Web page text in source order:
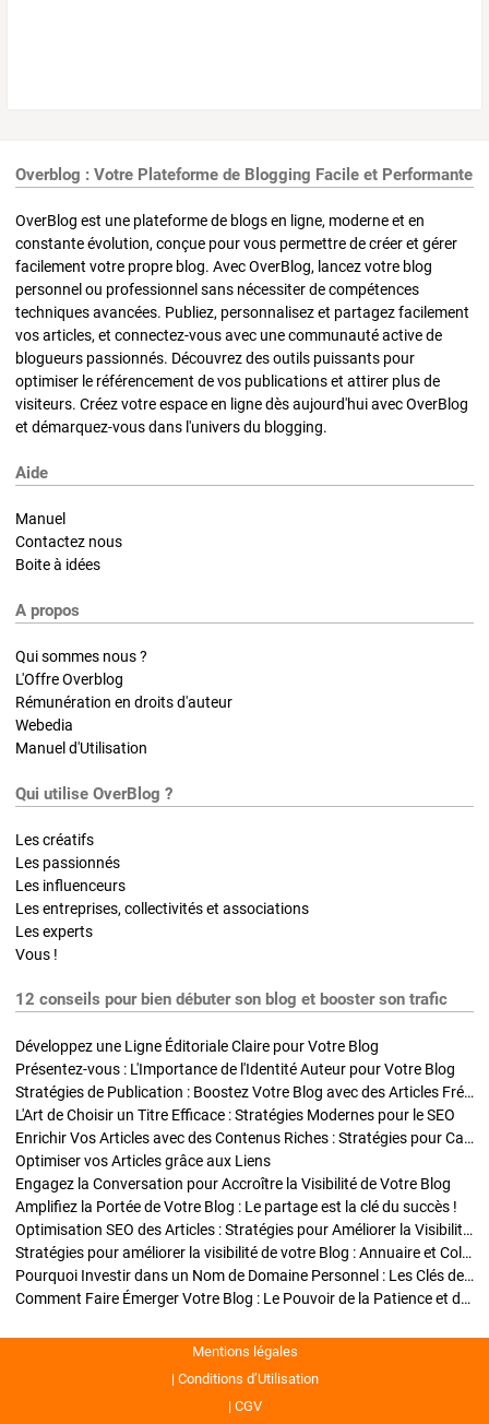
Overblog : Votre Plateforme de Blogging Facile et Performante
OverBlog est une plateforme de blogs en ligne, moderne et en
constante évolution, conçue pour vous permettre de créer et gérer
facilement votre propre blog. Avec OverBlog, lancez votre blog
personnel ou professionnel sans nécessiter de compétences
techniques avancées. Publiez, personnalisez et partagez facilement
vos articles, et connectez-vous avec une communauté active de
blogueurs passionnés. Découvrez des outils puissants pour
optimiser le référencement de vos publications et attirer plus de
visiteurs. Créez votre espace en ligne dès aujourd'hui avec OverBlog
et démarquez-vous dans l'univers du blogging.
Aide
Manuel
Contactez nous
Boite à idées
A propos
Qui sommes nous ?
L'Offre Overblog
Rémunération en droits d'auteur
Webedia
Manuel d'Utilisation
Qui utilise OverBlog ?
Les créatifs
Les passionnés
Les influenceurs
Les entreprises, collectivités et associations
Les experts
Vous !
12 conseils pour bien débuter son blog et booster son trafic
Développez une Ligne Éditoriale Claire pour Votre Blog
Présentez-vous : L'Importance de l'Identité Auteur pour Votre Blog
Stratégies de Publication : Boostez Votre Blog avec des Articles Fréquents et Exclusifs
L'Art de Choisir un Titre Efficace : Stratégies Modernes pour le SEO
Enrichir Vos Articles avec des Contenus Riches : Stratégies pour Captiver et Optimiser
Optimiser vos Articles grâce aux Liens
Engagez la Conversation pour Accroître la Visibilité de Votre Blog
Amplifiez la Portée de Votre Blog : Le partage est la clé du succès !
Optimisation SEO des Articles : Stratégies pour Améliorer la Visibilité de Votre Blog
Stratégies pour améliorer la visibilité de votre Blog : Annuaire et Collaborations
Pourquoi Investir dans un Nom de Domaine Personnel : Les Clés de la Réussite de Votre Blog
Comment Faire Émerger Votre Blog : Le Pouvoir de la Patience et de la Persévérance
Mentions légales
Conditions d’Utilisation
CGV